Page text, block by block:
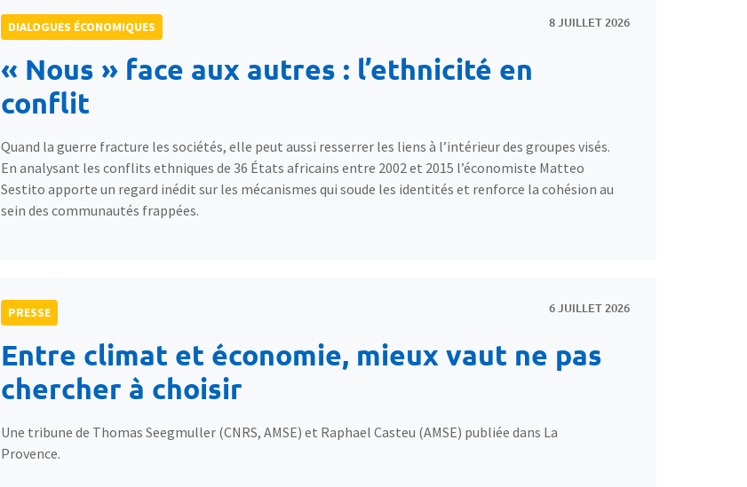
DIALOGUES ÉCONOMIQUES
« Nous » face aux autres : l’ethnicité en
conflit
Quand la guerre fracture les sociétés, elle peut aussi resserrer les liens à l’intérieur des groupes visés.
En analysant les conflits ethniques de 36 États africains entre 2002 et 2015 l’économiste Matteo
Sestito apporte un regard inédit sur les mécanismes qui soude les identités et renforce la cohésion au
sein des communautés frappées.
8 JUILLET 2026
PRESSE
Entre climat et économie, mieux vaut ne pas
chercher à choisir
Une tribune de Thomas Seegmuller (CNRS, AMSE) et Raphael Casteu (AMSE) publiée dans La
Provence.
6 JUILLET 2026